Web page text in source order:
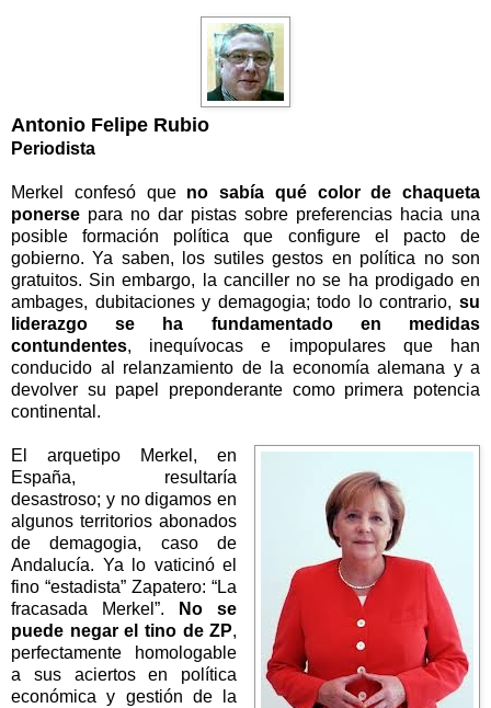
Antonio Felipe Rubio
Periodista
Merkel confesó que no sabía qué color de chaqueta
ponerse para no dar pistas sobre preferencias hacia una
posible formación política que configure el pacto de
gobierno. Ya saben, los sutiles gestos en política no son
gratuitos. Sin embargo, la canciller no se ha prodigado en
ambages, dubitaciones y demagogia; todo lo contrario, su
liderazgo se ha fundamentado en medidas
contundentes, inequívocas e impopulares que han
conducido al relanzamiento de la economía alemana y a
devolver su papel preponderante como primera potencia
continental.
El arquetipo Merkel, en
España, resultaría
desastroso; y no digamos en
algunos territorios abonados
de demagogia, caso de
Andalucía. Ya lo vaticinó el
fino “estadista” Zapatero: “La
fracasada Merkel”.
No se
puede negar el tino de ZP,
perfectamente homologable
a sus aciertos en política
económica y gestión de la